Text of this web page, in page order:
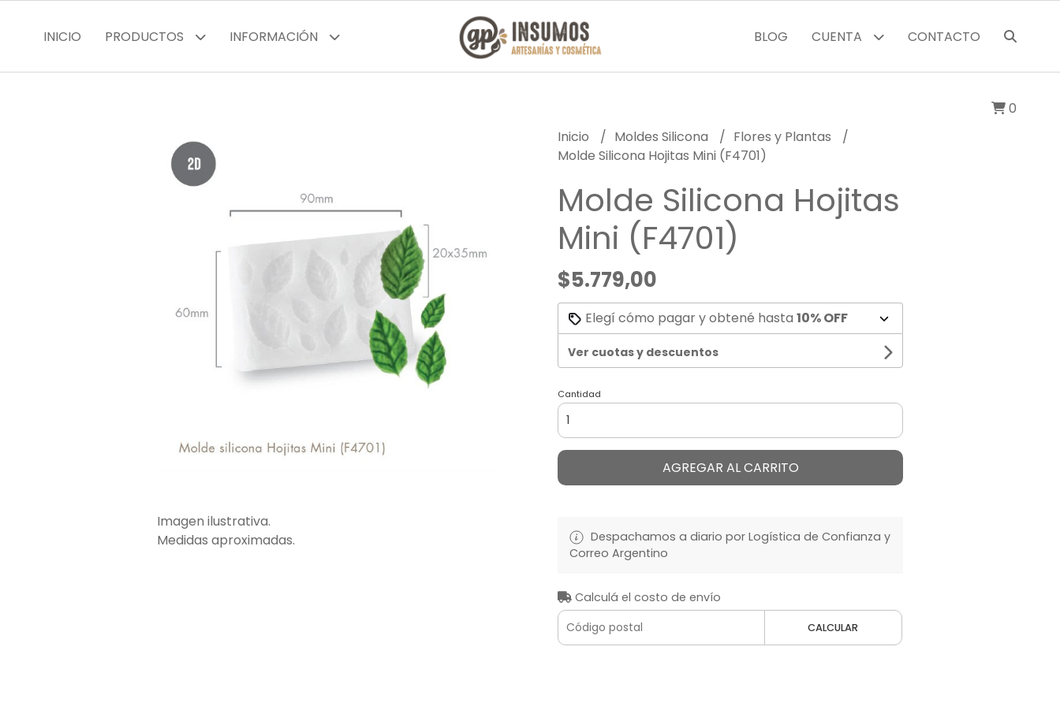
INICIO PRODUCTOS INFORMACIÓN BLOG CUENTA CONTACTO
0
Imagen ilustrativa.
Medidas aproximadas.
Inicio Moldes Silicona
Flores y Plantas
Molde Silicona Hojitas Mini (F4701)
Molde Silicona Hojitas
Mini (F4701)
$5.779,00
Elegí cómo pagar y obtené hasta 10% OFF
Ver cuotas y descuentos
Cantidad
AGREGAR AL CARRITO
Despachamos a diario por Logística de Confianza y
Correo Argentino
Calculá el costo de envío
CALCULAR